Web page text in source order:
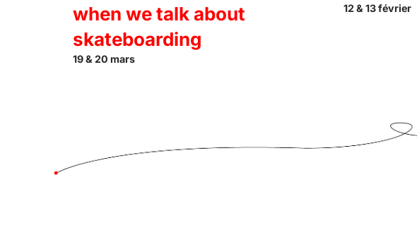
when we talk about
skateboarding
19 & 20 mars
12 & 13 février